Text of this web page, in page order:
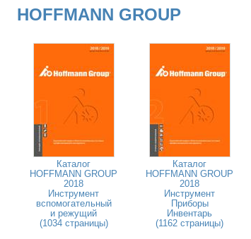
HOFFMANN GROUP
Каталог
HOFFMANN GROUP
2018
Инструмент
вспомогательный
и режущий
(1034 страницы)
Каталог
HOFFMANN GROUP
2018
Инструмент
Приборы
Инвентарь
(1162 страницы)